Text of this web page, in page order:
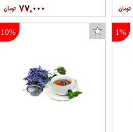
۷۷,۰۰۰
1%
10%